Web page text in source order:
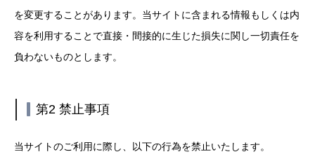
を変更することがあります。当サイトに含まれる情報もしくは内
容を利用することで直接・間接的に生じた損失に関し一切責任を
負わないものとします。
第2 禁止事項
当サイトのご利用に際し、以下の行為を禁止いたします。